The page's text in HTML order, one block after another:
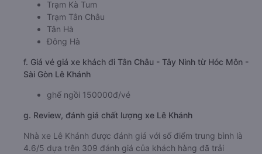
Trạm Kà Tum
Trạm Tân Châu
Tân Hà
Đông Hà
f. Giá vé giá xe khách đi Tân Châu - Tây Ninh từ Hóc Môn -
Sài Gòn Lê Khánh
ghế ngồi 150000đ/vé
g. Review, đánh giá chất lượng xe Lê Khánh
Nhà xe Lê Khánh được đánh giá với số điểm trung bình là
4.6/5 dựa trên 309 đánh giá của khách hàng đã trải